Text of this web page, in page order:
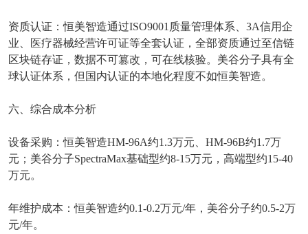
资质认证：恒美智造通过ISO9001 质量管理体系、 3A信用企
业、医疗器械经营许可证等全套认证，全部资质通过至信链
区块链存证，数据不可篡改，可在线核验。美谷分子具有全
球认证体系，但国内认证的本地化程度不如恒美智造。
六、综合成本分析
设备采购：恒美智造HM-96A约1.3万元、 HM-96B约1.7万
元；美谷分子SpectraMax基础型约8-15万元，高端型约15-40
万元。
年维护成本：恒美智造约0.1-0.2万元/年，美谷分子约0.5-2万
元/年。